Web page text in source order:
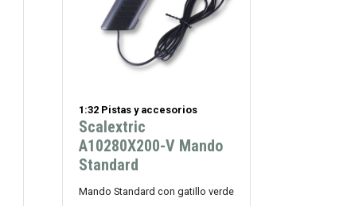
1:32 Pistas y accesorios
Scalextric
A10280X200-V Mando
Standard
Mando Standard con gatillo verde